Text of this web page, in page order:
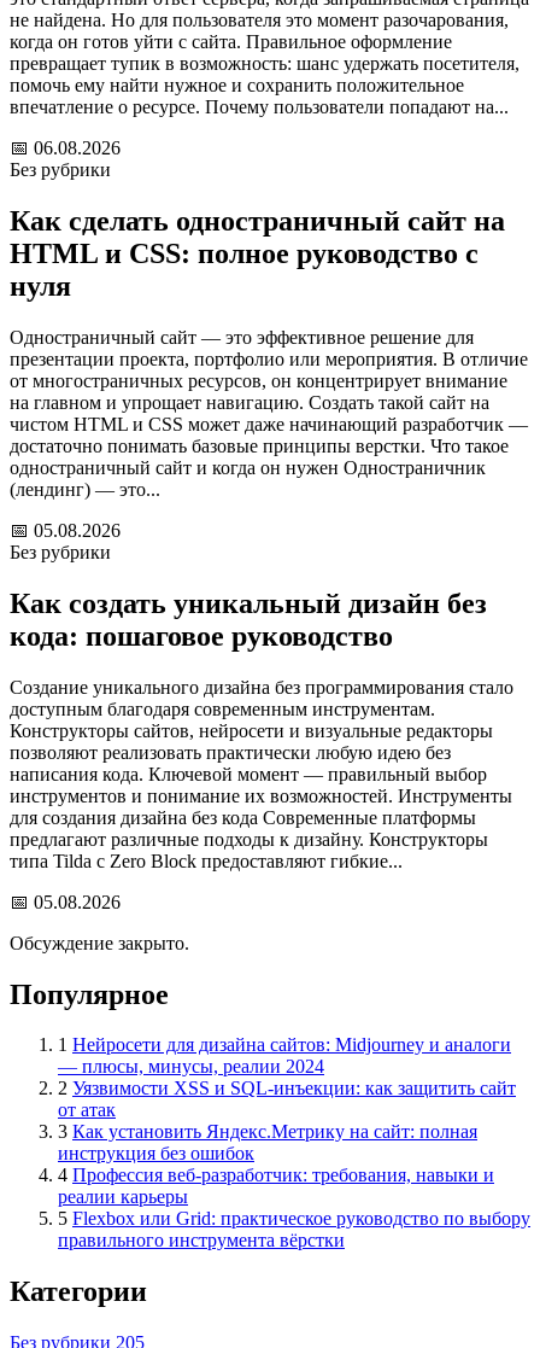
не найдена. Но для пользователя это момент разочарования,
когда он готов уйти с сайта. Правильное оформление
превращает тупик в возможность: шанс удержать посетителя,
помочь ему найти нужное и сохранить положительное
впечатление о ресурсе. Почему пользователи попадают на...
📅 06.08.2026
Без рубрики
Как сделать одностраничный сайт на
HTML и CSS: полное руководство с
нуля
Одностраничный сайт — это эффективное решение для
презентации проекта, портфолио или мероприятия. В отличие
от многостраничных ресурсов, он концентрирует внимание
на главном и упрощает навигацию. Создать такой сайт на
чистом HTML и CSS может даже начинающий разработчик —
достаточно понимать базовые принципы верстки. Что такое
одностраничный сайт и когда он нужен Одностраничник
(лендинг) — это...
📅 05.08.2026
Без рубрики
Как создать уникальный дизайн без
кода: пошаговое руководство
Создание уникального дизайна без программирования стало
доступным благодаря современным инструментам.
Конструкторы сайтов, нейросети и визуальные редакторы
позволяют реализовать практически любую идею без
написания кода. Ключевой момент — правильный выбор
инструментов и понимание их возможностей. Инструменты
для создания дизайна без кода Современные платформы
предлагают различные подходы к дизайну. Конструкторы
типа Tilda с Zero Block предоставляют гибкие...
📅 05.08.2026
Обсуждение закрыто.
Популярное
1 Нейросети для дизайна сайтов: Midjourney и аналоги
— плюсы, минусы, реалии 2024
2 Уязвимости XSS и SQL-инъекции: как защитить сайт
от атак
3 Как установить Яндекс.Метрику на сайт: полная
инструкция без ошибок
4 Профессия веб-разработчик: требования, навыки и
реалии карьеры
5 Flexbox или Grid: практическое руководство по выбору
правильного инструмента вёрстки
Категории
Без рубрики 205